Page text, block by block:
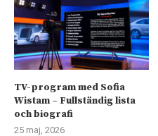
TV-program med Sofia
Wistam – Fullständig lista
och biografi
25 maj, 2026